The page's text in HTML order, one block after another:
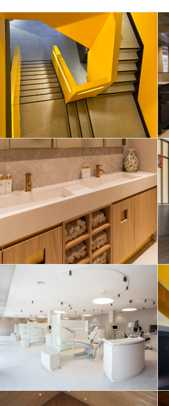
Naadloos
meesterwerk voor
Mc Donald’s
Mechelen
Maatwerk wastafels
voor House of
Rituals
Ortho Ophof
voorzien van
maatwerk gebogen
meubilair bekleed
met HI-MACS